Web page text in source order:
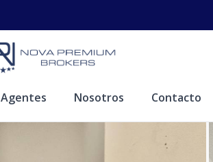
Agentes Nosotros Contacto